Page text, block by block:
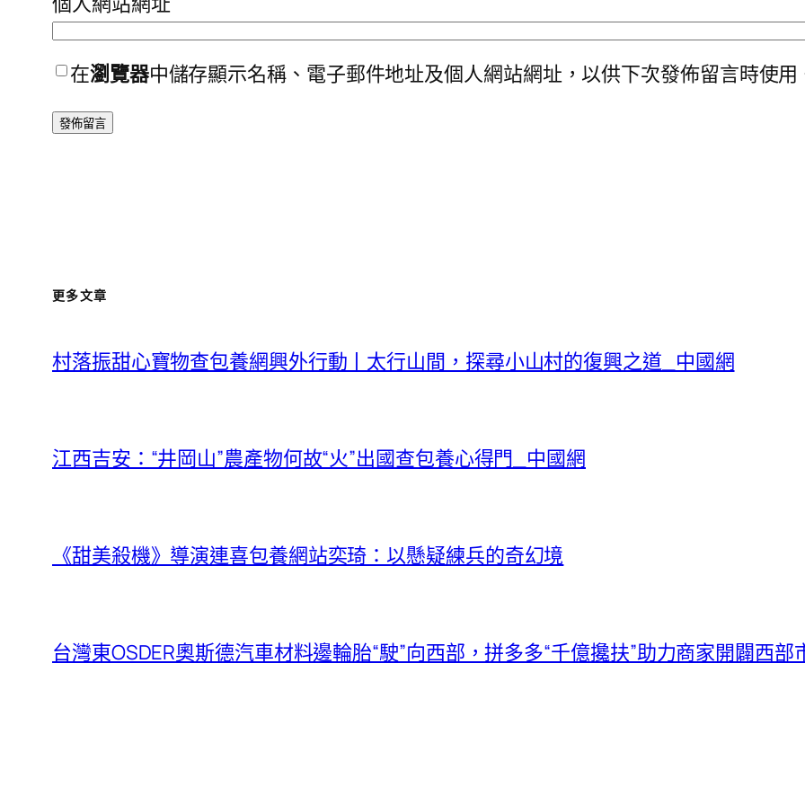
在瀏覽器中儲存顯示名稱、電子郵件地址及個人網站網址，以供下次發佈留言時使用
更多文章
村落振甜心寶物查包養網興外行動丨太行山間，探尋小山村的復興之道_中國網
江西吉安：“井岡山”農產物何故“火”出國查包養心得門_中國網
《甜美殺機》導演連喜包養網站奕琦：以懸疑練兵的奇幻境
台灣東OSDER奧斯德汽車材料邊輪胎“駛”向西部，拼多多“千億攙扶”助力商家開闢西部